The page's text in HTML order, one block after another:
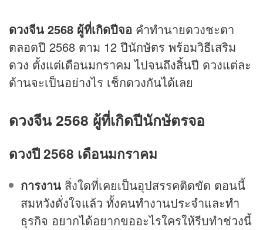
ดวงจีน 2568 ผู้ที่เกิดปีจอ คำทำนายดวงชะตา
ตลอดปี 2568 ตาม 12 ปีนักษัตร พร้อมวิธีเสริม
ดวง ตั้งแต่เดือนมกราคม ไปจนถึงสิ้นปี ดวงแต่ละ
ด้านจะเป็นอย่างไร เช็กดวงกันได้เลย
ดวงจีน 2568 ผู้ที่เกิดปีนักษัตรจอ
ดวงปี 2568 เดือนมกราคม
การงาน สิ่งใดที่เคยเป็นอุปสรรคติดขัด ตอนนี้
สมหวังดั่งใจแล้ว ทั้งคนทำงานประจำและทำ
ธุรกิจ อยากได้อยากขออะไรใครให้รีบทำช่วงนี้